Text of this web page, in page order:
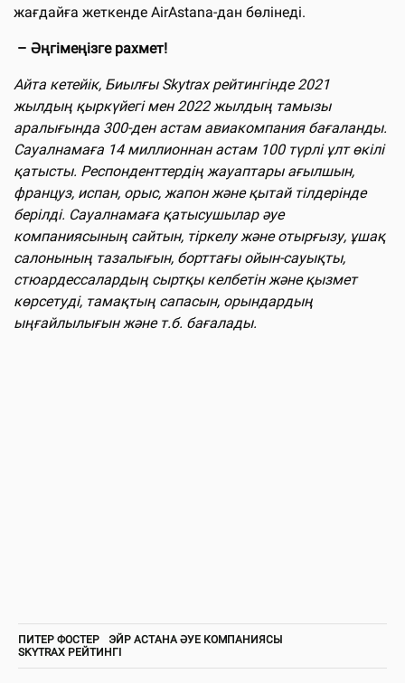
жағдайға жеткенде AirAstana-дан бөлінеді.
– Әңгімеңізге рахмет!
Айта кетейік, Биылғы Skytrax рейтингінде 2021
жылдың қыркүйегі мен 2022 жылдың тамызы
аралығында 300-ден астам авиакомпания бағаланды.
Сауалнамаға 14 миллионнан астам 100 түрлі ұлт өкілі
қатысты. Респонденттердің жауаптары ағылшын,
француз, испан, орыс, жапон және қытай тілдерінде
берілді. Сауалнамаға қатысушылар әуе
компаниясының сайтын, тіркелу және отырғызу, ұшақ
салонының тазалығын, борттағы ойын-сауықты,
стюардессалардың сыртқы келбетін және қызмет
көрсетуді, тамақтың сапасын, орындардың
ыңғайлылығын және т.б. бағалады.
ПИТЕР ФОСТЕР
ЭЙР АСТАНА ӘУЕ КОМПАНИЯСЫ
SKYTRAX РЕЙТИНГІ